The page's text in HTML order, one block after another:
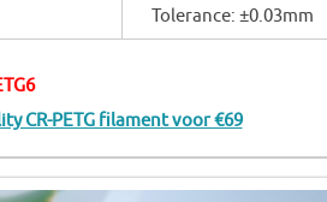
Tolerance: ±0.03mm
CR-PETG filament voor €69